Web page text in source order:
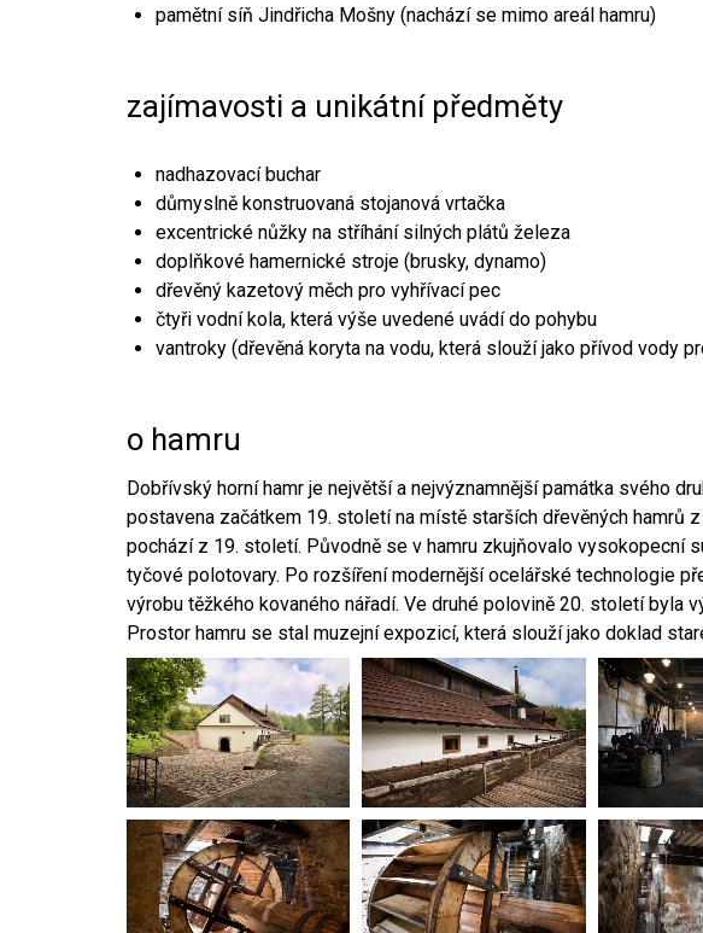
pamětní síň Jindřicha Mošny (nachází se mimo areál hamru)
zajímavosti a unikátní předměty
nadhazovací buchar
důmyslně konstruovaná stojanová vrtačka
excentrické nůžky na stříhání silných plátů železa
doplňkové hamernické stroje (brusky, dynamo)
dřevěný kazetový měch pro vyhřívací pec
čtyři vodní kola, která výše uvedené uvádí do pohybu
vantroky (dřevěná koryta na vodu, která slouží jako přívod vody
o hamru
Dobřívský horní hamr je největší a nejvýznamnější památka svého
postavena začátkem 19. století na místě starších dřevěných hamrů
pochází z 19. století. Původně se v hamru zkujňovalo vysokopecní
tyčové polotovary. Po rozšíření modernější ocelářské technologie
výrobu těžkého kovaného nářadí. Ve druhé polovině 20. století byla
Prostor hamru se stal muzejní expozicí, která slouží jako doklad